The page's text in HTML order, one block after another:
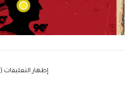
‫إظهار التعليقات (2)